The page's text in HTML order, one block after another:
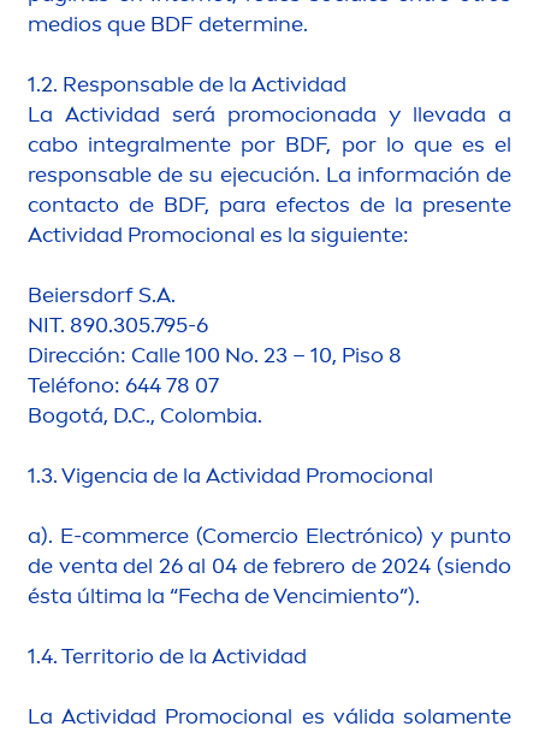
medios que BDF determine.
1.2. Responsable de la Actividad
La Actividad será promocionada y llevada a
cabo integralmente por BDF, por lo que es el
responsable de su ejecución. La información de
contacto de BDF, para efectos de la presente
Actividad Promocional es la siguiente:
Beiersdorf S.A.
NIT. 890.305.795-6
Dirección: Calle 100 No. 23 – 10, Piso 8
Teléfono: 644 78 07
Bogotá, D.C., Colombia.
1.3. Vigencia de la Actividad Promocional
a). E-commerce (Comercio Electrónico) y punto
de venta del 26 al 04 de febrero de 2024 (siendo
ésta última la “Fecha de Vencimiento”).
1.4. Territorio de la Actividad
La Actividad Promocional es válida solamente